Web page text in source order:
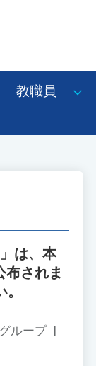
教職員
は、本
布されま
ループ |